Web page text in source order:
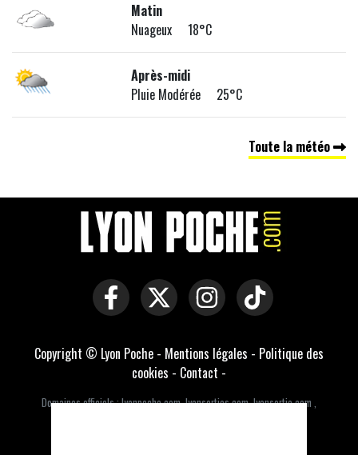
Matin
Nuageux 18°C
Après-midi
Pluie Modérée 25°C
Toute la météo
Copyright © Lyon Poche - Mentions légales - Politique des
cookies - Contact -
Domaines officiels :lyonpoche.com,lyonsorties.com,lyonsortie.com ,